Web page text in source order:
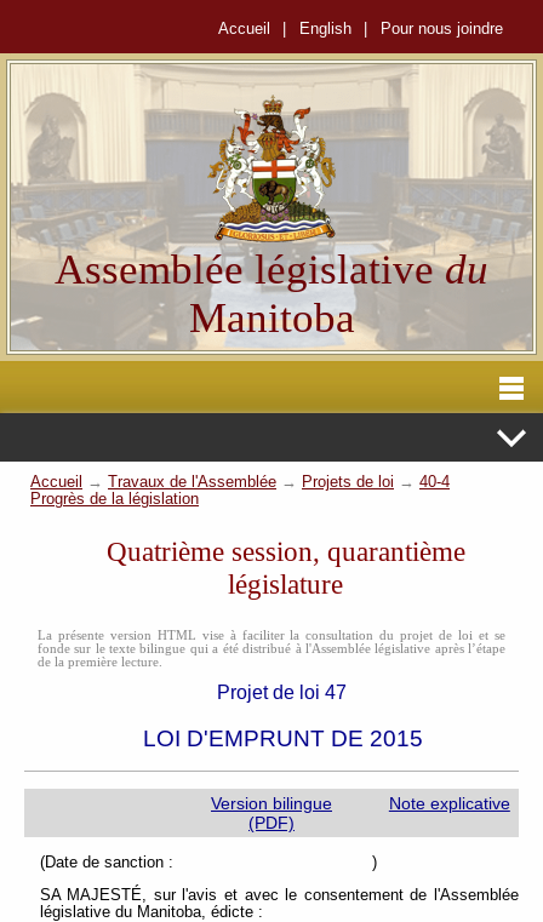
Accueil English Pour nous joindre
Assemblée législativedu
Manitoba
Accueil → Travaux de l'Assemblée → Projets de loi → 40-4
Progrès de la législation
Quatrième session, quarantième
législature
La présente version HTML vise à faciliter la consultation du projet de loi et se
fonde sur le texte bilingue qui a été distribué à l'Assemblée législative après l’étape
de la première lecture.
Projet de loi 47
LOI D'EMPRUNT DE 2015
Version bilingue
(PDF)
Note explicative
(Date de sanction : )
SA MAJESTÉ, sur l'avis et avec le consentement de l'Assemblée
législative du Manitoba, édicte :